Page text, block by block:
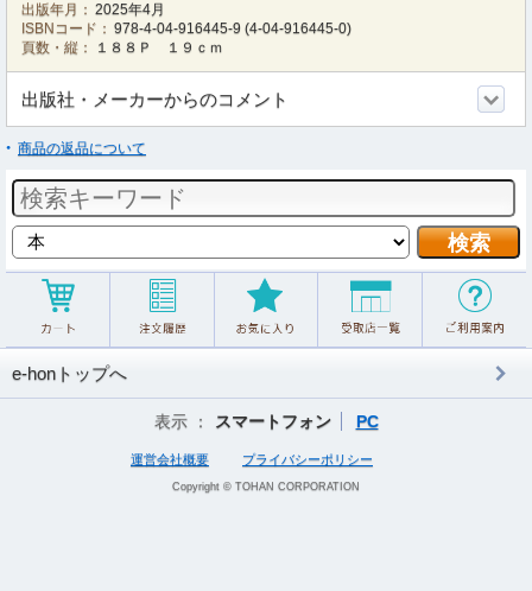
出版年月： 2025年4月
ISBNコード： 978-4-04-916445-9 (4-04-916445-0)
頁数・縦：
１８８Ｐ １９ｃｍ
出版社・メーカーからのコメント
商品の返品について
e-honトップへ
表示 ： スマートフォン PC
運営会社概要 プライバシーポリシー
Copyright © TOHAN CORPORATION